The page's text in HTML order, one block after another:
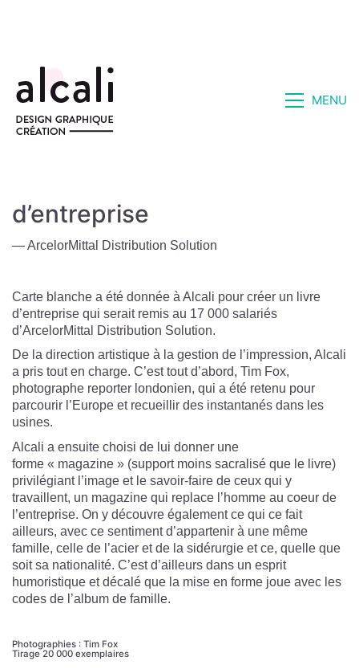
MENU
d’entreprise
— ArcelorMittal Distribution Solution
Carte blanche a été donnée à Alcali pour créer un livre
d’entreprise qui serait remis au 17 000 salariés
d’ArcelorMittal Distribution Solution.
De la direction artistique à la gestion de l’impression, Alcali
a pris tout en charge. C’est tout d’abord, Tim Fox,
photographe reporter londonien, qui a été retenu pour
parcourir l’Europe et recueillir des instantanés dans les
usines.
Alcali a ensuite choisi de lui donner une
forme « magazine » (support moins sacralisé que le livre)
privilégiant l’image et le savoir-faire de ceux qui y
travaillent, un magazine qui replace l’homme au coeur de
l’entreprise. On y découvre également ce qui ce fait
ailleurs, avec ce sentiment d’appartenir à une même
famille, celle de l’acier et de la sidérurgie et ce, quelle que
soit sa nationalité. C’est d’ailleurs dans un esprit
humoristique et décalé que la mise en forme joue avec les
codes de l’album de famille.
Photographies : Tim Fox
Tirage 20 000 exemplaires